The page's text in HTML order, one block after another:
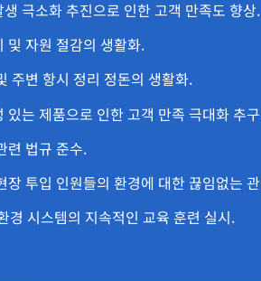
생 극소화 추진으로 인한 고객 만족도 향상.
및 자원 절감의 생활화.
주변 항시 정리 정돈의 생활화.
있는 제품으로 인한 고객 만족 극대화 추
련 법규 준수.
장 투입 인원들의 환경에 대한 끊임없는
경 시스템의 지속적인 교육 훈련 실시.